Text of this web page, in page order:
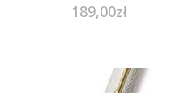
189,00zł